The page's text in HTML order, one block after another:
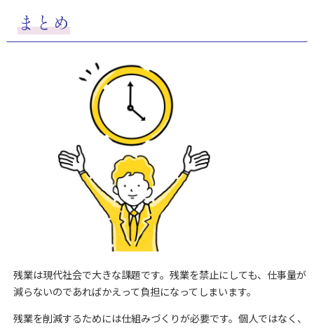
まとめ
残業は現代社会で大きな課題です。残業を禁止にしても、仕事量が
減らないのであればかえって負担になってしまいます。
残業を削減するためには仕組みづくりが必要です。個人ではなく、